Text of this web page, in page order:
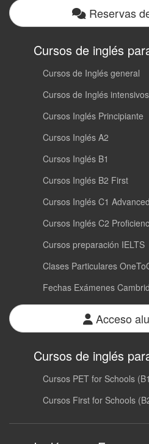
Reservas
Cursos de inglés
Cursos de Inglés general
Cursos de Inglés intensivos
Cursos Inglés Principiante
Cursos Inglés A2
Cursos Inglés B1
Cursos Inglés B2 First
Cursos Inglés C1 Advanced
Cursos Inglés C2
Cursos preparación IELTS
Clases Particulares
Fechas Exámenes
Acceso
Cursos de inglés
Cursos PET for Schools
Cursos First for Schools